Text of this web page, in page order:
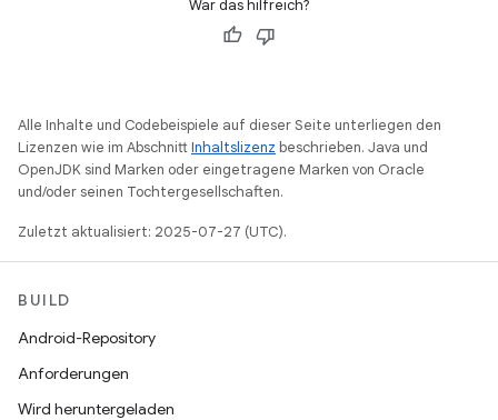
War das hilfreich?
Alle Inhalte und Codebeispiele auf dieser Seite unterliegen den
Lizenzen wie im AbschnittInhaltslizenz beschrieben. Java und
OpenJDK sind Marken oder eingetragene Marken von Oracle
und/oder seinen Tochtergesellschaften.
Zuletzt aktualisiert: 2025-07-27 (UTC).
BUILD
Android-Repository
Anforderungen
Wird heruntergeladen